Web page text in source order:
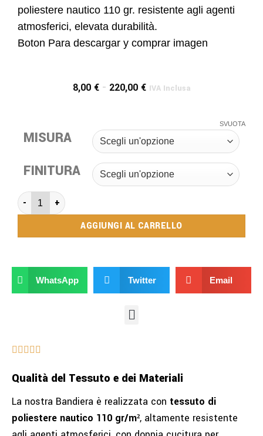
poliestere nautico 110 gr. resistente agli agenti
atmosferici, elevata durabilità.
Boton Para descargar y comprar imagen
8,00 € - 220,00 € IVA Inclusa
MISURA
FINITURA
SVUOTA
AGGIUNGI AL CARRELLO
WhatsApp Twitter Email
Qualità del Tessuto e dei Materiali
La nostra Bandiera è realizzata con tessuto di
poliestere nautico 110 gr/m², altamente resistente